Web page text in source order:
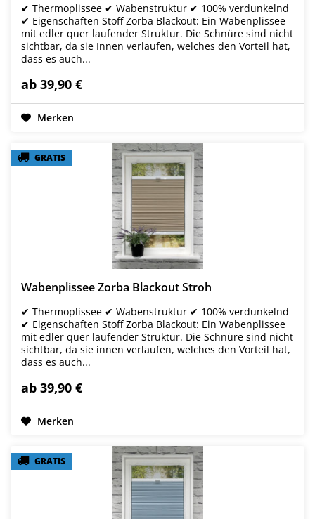
✔ Thermoplissee ✔ Wabenstruktur ✔ 100% verdunkelnd
✔ Eigenschaften Stoff Zorba Blackout: Ein Wabenplissee
mit edler quer laufender Struktur. Die Schnüre sind nicht
sichtbar, da sie Innen verlaufen, welches den Vorteil hat,
dass es auch...
ab 39,90 €
Merken
GRATIS
GRATIS
Wabenplissee Zorba Blackout Stroh
✔ Thermoplissee ✔ Wabenstruktur ✔ 100% verdunkelnd
✔ Eigenschaften Stoff Zorba Blackout: Ein Wabenplissee
mit edler quer laufender Struktur. Die Schnüre sind nicht
sichtbar, da sie innen verlaufen, welches den Vorteil hat,
dass es auch...
ab 39,90 €
Merken
GRATIS
GRATIS